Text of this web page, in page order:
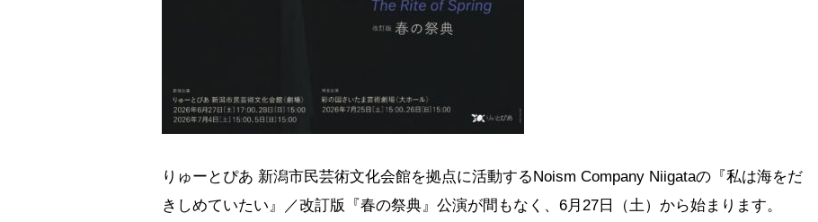
りゅーとぴあ 新潟市民芸術文化会館を拠点に活動するNoism Company Niigataの『私は海をだ
きしめていたい』／改訂版『春の祭典』公演が間もなく、6月27日（土）から始まります。